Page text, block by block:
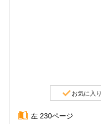
お気に入り
左 230ページ